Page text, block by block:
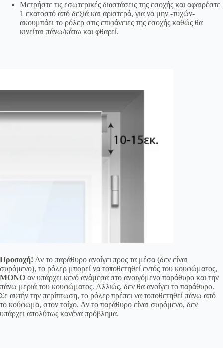
Μετρήστε τις εσωτερικές διαστάσεις της εσοχής και αφαιρέστε
1 εκατοστό από δεξιά και αριστερά, για να μην -τυχών-
ακουμπάει το ρόλερ στις επιφάνειες της εσοχής καθώς θα
κινείται πάνω/κάτω και φθαρεί.
Προσοχή! Αν το παράθυρο ανοίγει προς τα μέσα (δεν είναι
συρόμενο), το ρόλερ μπορεί να τοποθετηθεί εντός του κουφώματος,
ΜΟΝΟ αν υπάρχει κενό ανάμεσα στο ανοιγόμενο παράθυρο και την
πάνω μεριά του κουφώματος. Αλλιώς, δεν θα ανοίγει το παράθυρο.
Σε αυτήν την περίπτωση, το ρόλερ πρέπει να τοποθετηθεί πάνω από
το κούφωμα, στον τοίχο. Αν το παράθυρο είναι συρόμενο, δεν
υπάρχει απολύτως κανένα πρόβλημα.